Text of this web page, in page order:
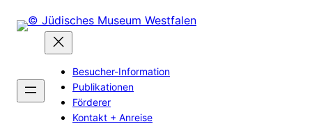
Inhalt
Besucher-Information
Publikationen
Förderer
Kontakt + Anreise